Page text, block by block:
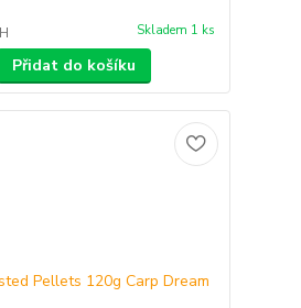
Skladem 1 ks
Přidat do košíku